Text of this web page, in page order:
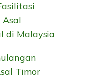
Asal
di Malaysia
Timor